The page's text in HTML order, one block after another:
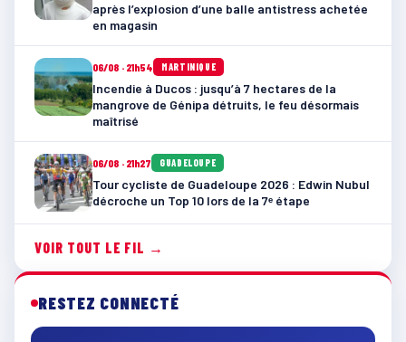
après l’explosion d’une balle antistress achetée
en magasin
06/08 · 21h54 MARTINIQUE
Incendie à Ducos : jusqu’à 7 hectares de la
mangrove de Génipa détruits, le feu désormais
maîtrisé
06/08 · 21h27 GUADELOUPE
Tour cycliste de Guadeloupe 2026 : Edwin Nubul
décroche un Top 10 lors de la 7ᵉ étape
VOIR TOUT LE FIL →
RESTEZ CONNECTÉ